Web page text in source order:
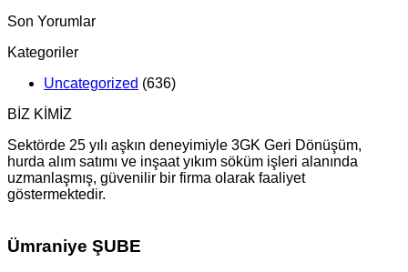
Son Yorumlar
Kategoriler
Uncategorized (636)
BİZ KİMİZ
Sektörde 25 yılı aşkın deneyimiyle 3GK Geri Dönüşüm,
hurda alım satımı ve inşaat yıkım söküm işleri alanında
uzmanlaşmış, güvenilir bir firma olarak faaliyet
göstermektedir.
Ümraniye ŞUBE